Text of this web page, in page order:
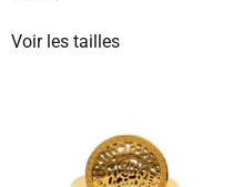
Voir les tailles